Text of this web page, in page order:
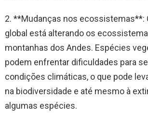
2. **Mudanças nos ecossistemas**:
global está alterando os
montanhas dos Andes. Espécies
podem enfrentar dificuldades para
condições climáticas, o que pode
na biodiversidade e até mesmo à
algumas espécies.